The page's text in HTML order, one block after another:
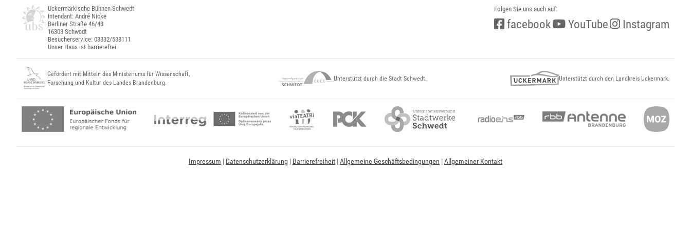
Uckermärkische Bühnen Schwedt
Intendant: André Nicke
Berliner Straße 46/48
16303 Schwedt
Besucherservice: 03332/538111
Unser Haus ist barrierefrei.
Folgen Sie uns auch auf:
facebook YouTube Instagram
Gefördert mit Mitteln des Ministeriums für Wissenschaft,
Forschung und Kultur des Landes Brandenburg.
Unterstützt durch die Stadt Schwedt. Unterstützt durch den Landkreis Uckermark.
Impressum | Datenschutzerklärung | Barrierefreiheit |Allgemeine Geschäftsbedingungen |Allgemeiner Kontakt